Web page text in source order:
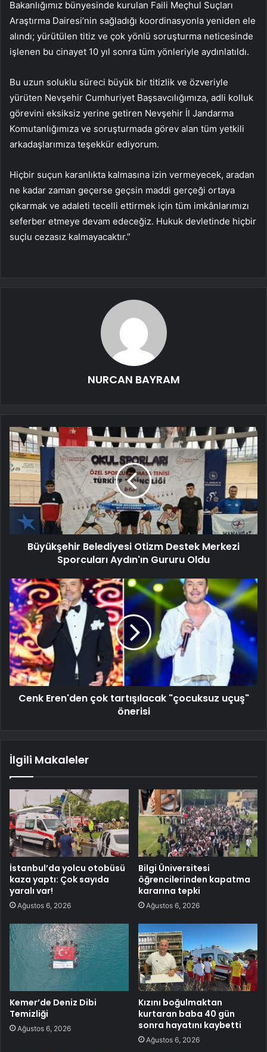
Bakanlığımız bünyesinde kurulan Faili Meçhul Suçları
Araştırma Dairesi’nin sağladığı koordinasyonla yeniden ele
alındı; yürütülen titiz ve çok yönlü soruşturma neticesinde
işlenen bu cinayet 10 yıl sonra tüm yönleriyle aydınlatıldı.
Bu uzun soluklu süreci büyük bir titizlik ve özveriyle
yürüten Nevşehir Cumhuriyet Başsavcılığımıza, adli kolluk
görevini eksiksiz yerine getiren Nevşehir İl Jandarma
Komutanlığımıza ve soruşturmada görev alan tüm yetkili
arkadaşlarımıza teşekkür ediyorum.
Hiçbir suçun karanlıkta kalmasına izin vermeyecek, aradan
ne kadar zaman geçerse geçsin maddi gerçeği ortaya
çıkarmak ve adaleti tecelli ettirmek için tüm imkânlarımızı
seferber etmeye devam edeceğiz. Hukuk devletinde hiçbir
suçlu cezasız kalmayacaktır.”
NURCAN BAYRAM
Büyükşehir Belediyesi Otizm Destek Merkezi
Sporcuları Aydın'ın Gururu Oldu
Cenk Eren'den çok tartışılacak "çocuksuz uçuş"
önerisi
İlgili Makaleler
İstanbul’da yolcu otobüsü
kaza yaptı: Çok sayıda
yaralı var!
Ağustos 6, 2026
Bilgi Üniversitesi
öğrencilerinden kapatma
kararına tepki
Ağustos 6, 2026
Kemer’de Deniz Dibi
Temizliği
Ağustos 6, 2026
Kızını boğulmaktan
kurtaran baba 40 gün
sonra hayatını kaybetti
Ağustos 6, 2026